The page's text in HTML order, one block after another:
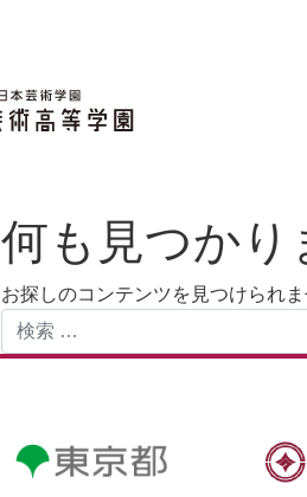
何も見つかり
お探しのコンテンツを見つけられ
検索